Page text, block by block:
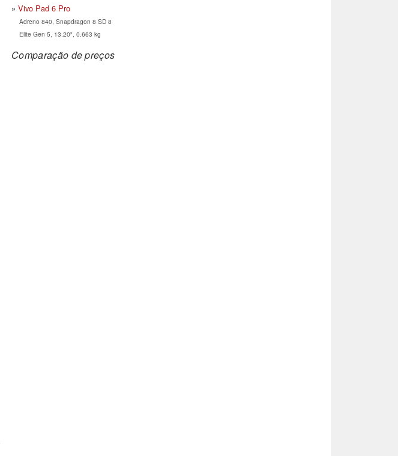
Vivo Pad 6 Pro
Adreno 840, Snapdragon 8 SD 8
Elite Gen 5, 13.20", 0.663 kg
Comparação de preços